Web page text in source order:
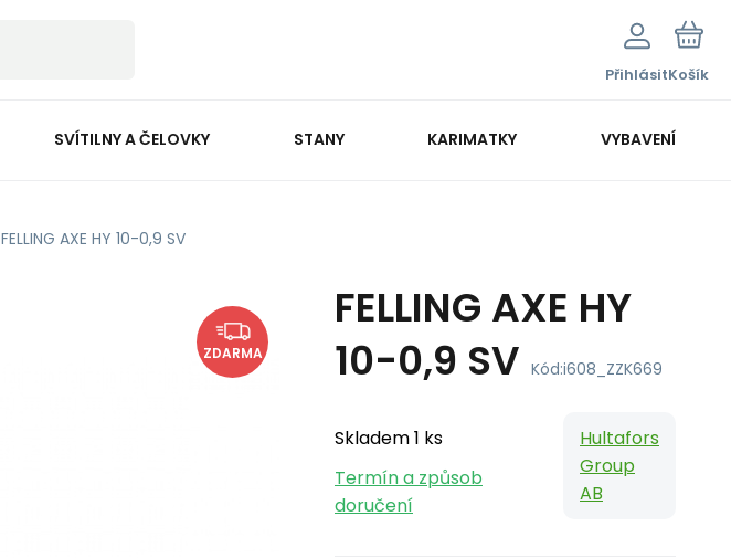
PřihlásitKošík
SVÍTILNY A ČELOVKY STANY KARIMATKY VYBAVENÍ
FELLING AXE HY 10-0,9 SV
ZDARMA
FELLING AXE HY
10-0,9 SV Kód:i608_ZZK669
Skladem 1 ks
Termín a způsob
doručení
Hultafors
Group
AB